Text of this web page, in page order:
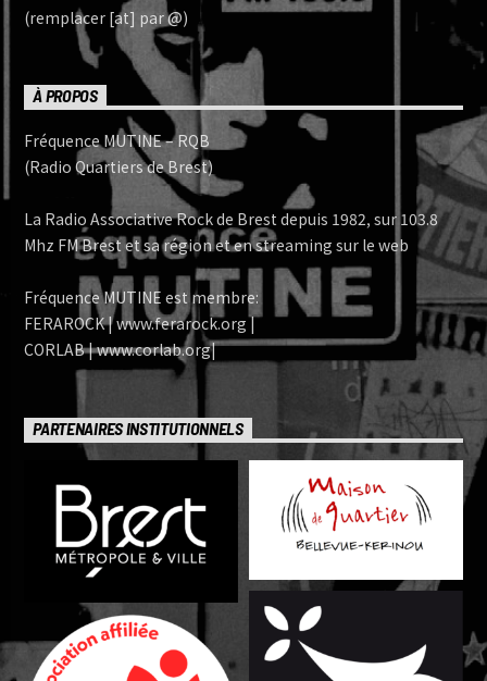
(remplacer [at] par @)
À PROPOS
Fréquence MUTINE – RQB
(Radio Quartiers de Brest)
La Radio Associative Rock de Brest depuis 1982, sur 103.8
Mhz FM Brest et sa région et en streaming sur le web
Fréquence MUTINE est membre:
FERAROCK | www.ferarock.org |
CORLAB | www.corlab.org|
PARTENAIRES INSTITUTIONNELS